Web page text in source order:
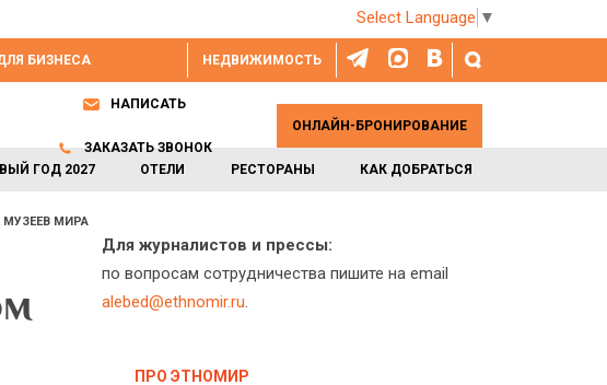
Select Language ▼
НЕДВИЖИМОСТЬ
БИЗНЕСА
ГОД 2027 ОТЕЛИ РЕСТОРАНЫ КАК ДОБРАТЬСЯ
НАПИСАТЬ
ЗАКАЗАТЬ ЗВОНОК
ОНЛАЙН-БРОНИРОВАНИЕ
МИРА
Для журналистов и прессы:
по вопросам сотрудничества пишите на email
alebed@ethnomir.ru.
ПРО ЭТНОМИР